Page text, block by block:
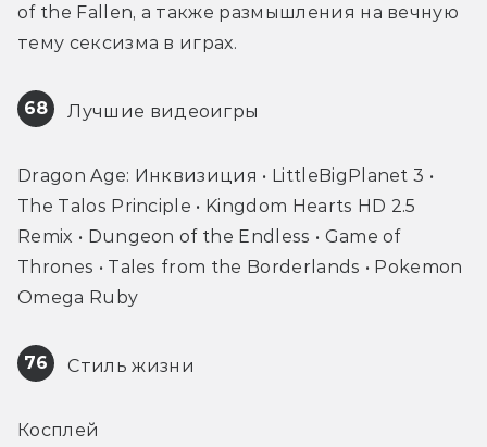
of the Fallen, а также размышления на вечную
тему сексизма в играх.
68 Лучшие видеоигры
Dragon Age: Инквизиция • LittleBigPlanet 3 •
The Talos Principle • Kingdom Hearts HD 2.5
Remix • Dungeon of the Endless • Game of
Thrones • Tales from the Borderlands • Pokemon
Omega Ruby
76 Стиль жизни
Косплей